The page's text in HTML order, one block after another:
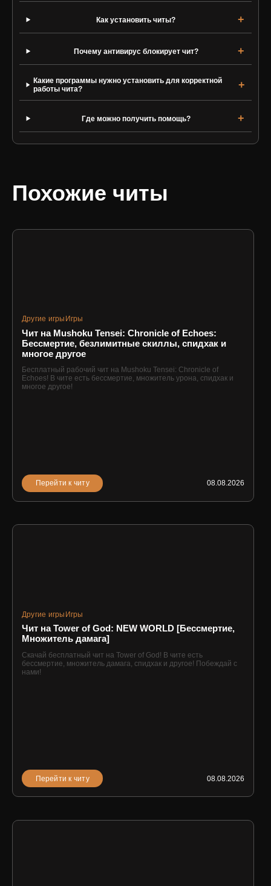
Как установить читы?
Почему антивирус блокирует чит?
Какие программы нужно установить для корректной
работы чита?
Где можно получить помощь?
Похожие читы
Другие игры Игры
Чит на Mushoku Tensei: Chronicle of Echoes:
Бессмертие, безлимитные скиллы, спидхак и
многое другое
Бесплатный рабочий чит на Mushoku Tensei: Chronicle of
Echoes! В чите есть бессмертие, множитель урона, спидхак и
многое другое!
Перейти к читу 08.08.2026
Другие игры Игры
Чит на Tower of God: NEW WORLD [Бессмертие,
Множитель дамага]
Скачай бесплатный чит на Tower of God! В чите есть
бессмертие, множитель дамага, спидхак и другое! Побеждай с
нами!
Перейти к читу 08.08.2026